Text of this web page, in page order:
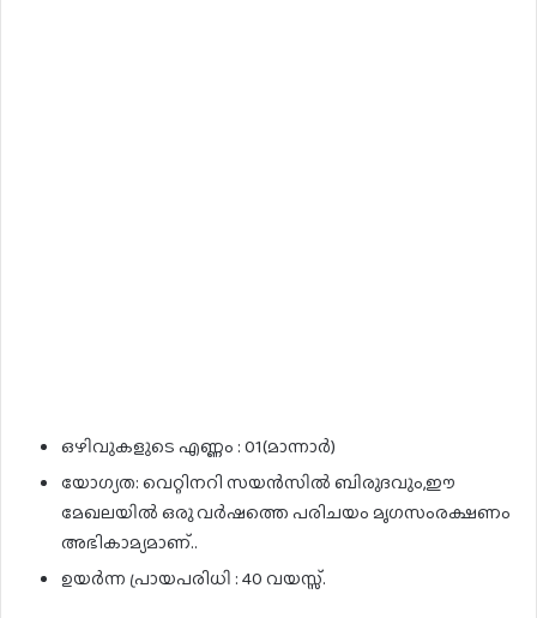
ഒഴിവുകളുടെ എണ്ണം : 01(മാന്നാർ)
യോഗ്യത: വെറ്റിനറി സയൻസിൽ ബിരുദവും,ഈ
മേഖലയിൽ ഒരു വർഷത്തെ പരിചയം മൃഗസംരക്ഷണം
അഭികാമ്യമാണ്..
ഉയർന്ന പ്രായപരിധി : 40 വയസ്സ്.